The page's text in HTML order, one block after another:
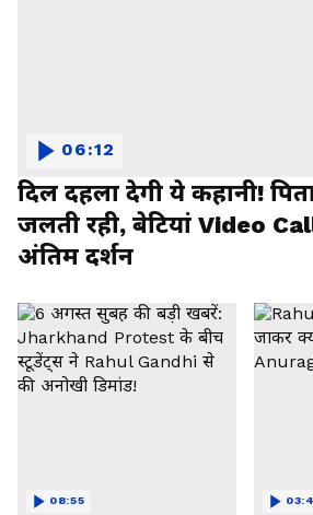
दिल दहला देगी ये कहानी!
जलती रही, बेटियां Video
अंतिम दर्शन
06:12
08:55